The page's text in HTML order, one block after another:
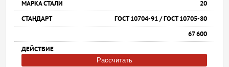
20
ГОСТ 10704-91 / ГОСТ 10705-80
67 600
Рассчитать